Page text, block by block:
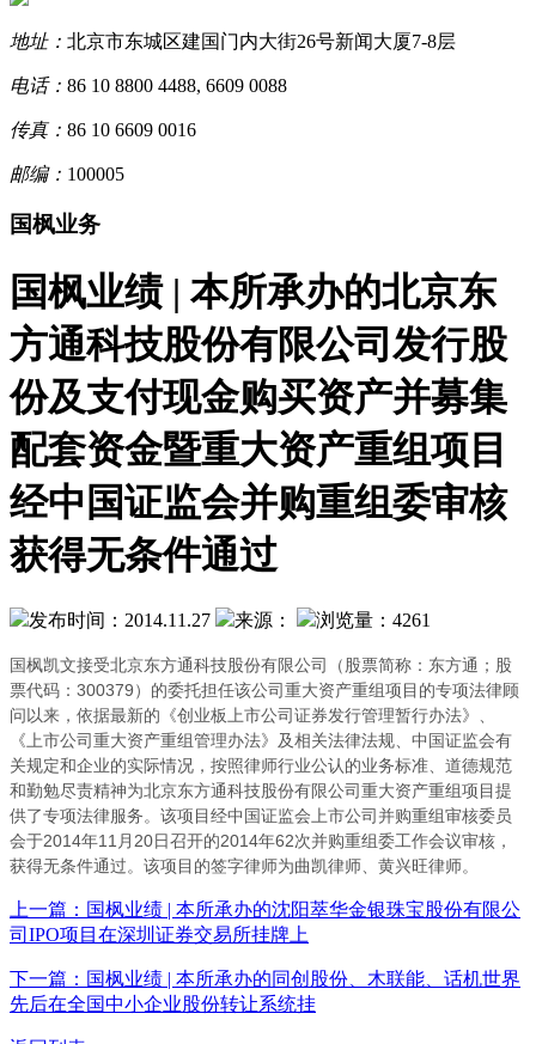
地址： 北京市东城区建国门内大街26号新闻大厦7-8层
电话： 86 10 8800 4488, 6609 0088
传真： 86 10 6609 0016
邮编： 100005
国枫业务
国枫业绩 | 本所承办的北京东
方通科技股份有限公司发行股
份及支付现金购买资产并募集
配套资金暨重大资产重组项目
经中国证监会并购重组委审核
获得无条件通过
发布时间：2014.11.27 来源： 浏览量：4261
国枫凯文接受北京东方通科技股份有限公司（股票简称：东方通；股
票代码： 300379 ）的委托担任该公司重大资产重组项目的专项法律顾
问以来，依据最新的《创业板上市公司证券发行管理暂行办法》、
《上市公司重大资产重组管理办法》及相关法律法规、中国证监会有
关规定和企业的实际情况，按照律师行业公认的业务标准、道德规范
和勤勉尽责精神为北京东方通科技股份有限公司重大资产重组项目提
供了专项法律服务。该项目经中国证监会上市公司并购重组审核委员
会于2014年11 月 20 日召开的2014年62次并购重组委工作会议审核，
获得无条件通过。该项目的签字律师为曲凯律师、黄兴旺律师。
上一篇：国枫业绩 | 本所承办的沈阳萃华金银珠宝股份有限公
司IPO项目在深圳证券交易所挂牌上
下一篇：国枫业绩 | 本所承办的同创股份、木联能、话机世界
先后在全国中小企业股份转让系统挂